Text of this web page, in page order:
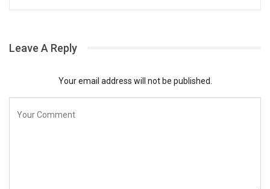
Leave A Reply
Your email address will not be published.